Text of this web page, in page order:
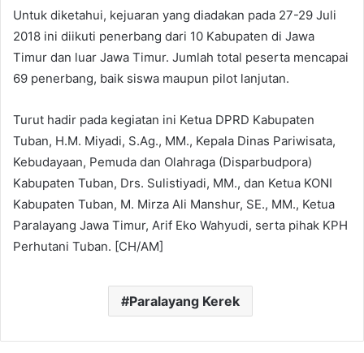
Untuk diketahui, kejuaran yang diadakan pada 27-29 Juli
2018 ini diikuti penerbang dari 10 Kabupaten di Jawa
Timur dan luar Jawa Timur. Jumlah total peserta mencapai
69 penerbang, baik siswa maupun pilot lanjutan.
Turut hadir pada kegiatan ini Ketua DPRD Kabupaten
Tuban, H.M. Miyadi, S.Ag., MM., Kepala Dinas Pariwisata,
Kebudayaan, Pemuda dan Olahraga (Disparbudpora)
Kabupaten Tuban, Drs. Sulistiyadi, MM., dan Ketua KONI
Kabupaten Tuban, M. Mirza Ali Manshur, SE., MM., Ketua
Paralayang Jawa Timur, Arif Eko Wahyudi, serta pihak KPH
Perhutani Tuban. [CH/AM]
Paralayang Kerek